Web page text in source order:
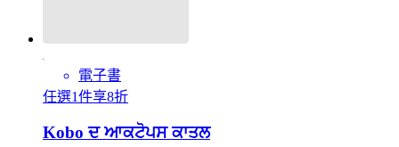
電子書
任選1件享8折
Kobo ਦ ਆਕਟੋਪਸ ਕਾਤਲ